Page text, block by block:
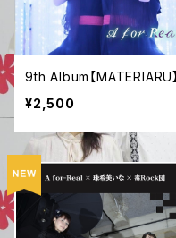
9th Album【MATERIARU】
¥2,500